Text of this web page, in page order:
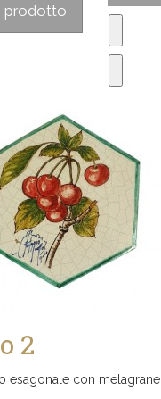
prodotto
2
esagonale con melagrane